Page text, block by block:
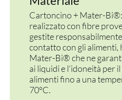
Cartoncino + Mater-
realizzato con fibre
gestite
contatto con gli alimenti,
Mater-Bi® che ne
ai liquidi e l’idoneità per
alimenti fino a una
70°C.